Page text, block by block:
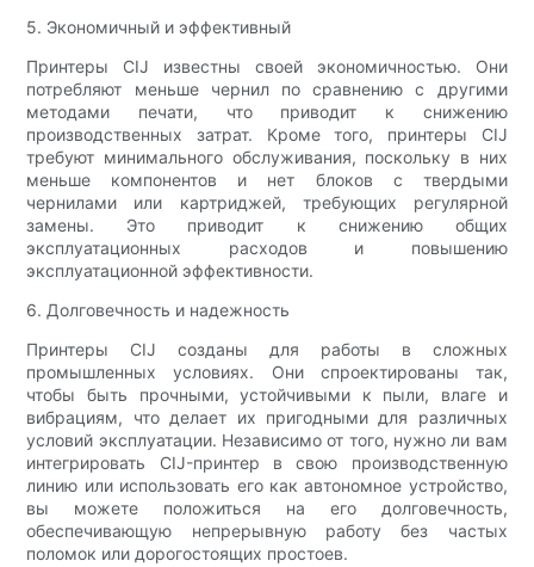
5. Экономичный и эффективный
Принтеры CIJ известны своей экономичностью. Они
потребляют меньше чернил по сравнению с другими
методами печати, что приводит к снижению
производственных затрат. Кроме того, принтеры CIJ
требуют минимального обслуживания, поскольку в них
меньше компонентов и нет блоков с твердыми
чернилами или картриджей, требующих регулярной
замены. Это приводит к снижению общих
эксплуатационных расходов и повышению
эксплуатационной эффективности.
6. Долговечность и надежность
Принтеры CIJ созданы для работы в сложных
промышленных условиях. Они спроектированы так,
чтобы быть прочными, устойчивыми к пыли, влаге и
вибрациям, что делает их пригодными для различных
условий эксплуатации. Независимо от того, нужно ли вам
интегрировать CIJ-принтер в свою производственную
линию или использовать его как автономное устройство,
вы можете положиться на его долговечность,
обеспечивающую непрерывную работу без частых
поломок или дорогостоящих простоев.